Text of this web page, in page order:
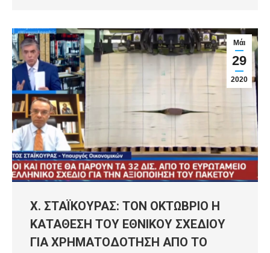
Μάι
29
2020
Χ. ΣΤΑΪΚΟΥΡΑΣ: ΤΟΝ ΟΚΤΩΒΡΙΟ Η
ΚΑΤΑΘΕΣΗ ΤΟΥ ΕΘΝΙΚΟΥ ΣΧΕΔΙΟΥ
ΓΙΑ ΧΡΗΜΑΤΟΔΟΤΗΣΗ ΑΠΟ ΤΟ